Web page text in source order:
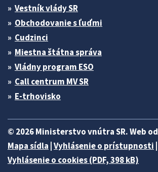
Vestník vlády SR
Obchodovanie s ľuďmi
Cudzinci
Miestna štátna správa
Vládny program ESO
Call centrum MV SR
E-trhovisko
© 2026 Ministerstvo vnútra SR. Web od
Mapa sídla Vyhlásenie o prístupnosti
Vyhlásenie o cookies (PDF, 398 kB)